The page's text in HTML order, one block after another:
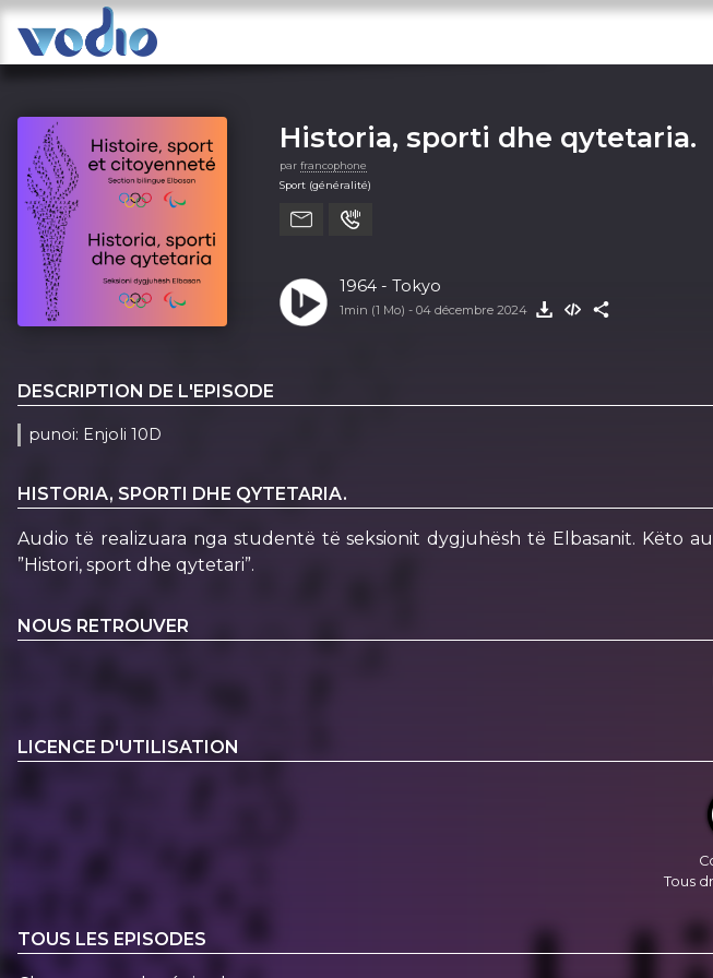
Historia, sporti dhe qytetaria.
par francophone
Sport (généralité)
1964 - Tokyo
1min (1 Mo) - 04 décembre 2024
DESCRIPTION DE L'EPISODE
punoi: Enjoli 10D
HISTORIA, SPORTI DHE QYTETARIA.
Audio të realizuara nga studentë të seksionit dygjuhësh të Elbasanit. Këto
”Histori, sport dhe qytetari”.
NOUS RETROUVER
LICENCE D'UTILISATION
Tous
TOUS LES EPISODES